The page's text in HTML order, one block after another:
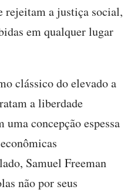
rejeitam a justiça social,
em qualquer lugar
clássico do elevado a
a liberdade
uma concepção espessa
Samuel Freeman
não por seus